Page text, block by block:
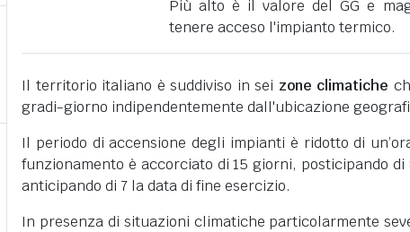
Più alto è il valore del GG e
tenere acceso l'impianto termico.
Il territorio italiano è suddiviso in sei zone climatiche
gradi-giorno indipendentemente dall'ubicazione
Il periodo di accensione degli impianti è ridotto di
funzionamento è accorciato di 15 giorni, posticipando
anticipando di 7 la data di fine esercizio.
In presenza di situazioni climatiche particolarmente